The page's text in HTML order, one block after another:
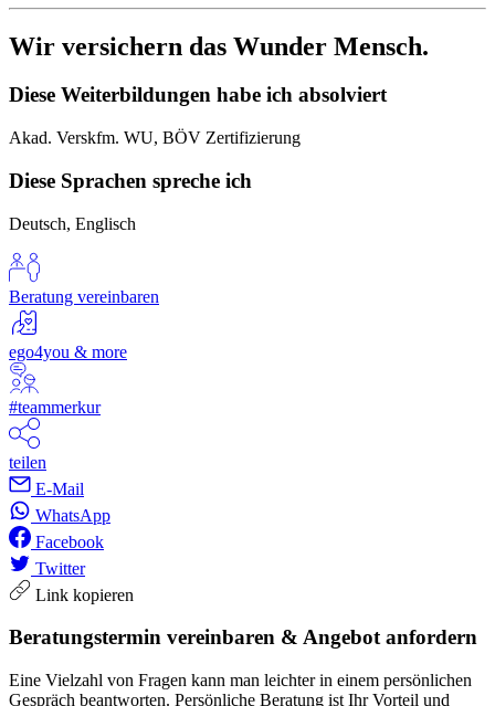
Wir versichern das Wunder Mensch.
Diese Weiterbildungen habe ich absolviert
Akad. Verskfm. WU, BÖV Zertifizierung
Diese Sprachen spreche ich
Deutsch, Englisch
Beratung vereinbaren
ego4you & more
#teammerkur
teilen
E-Mail
WhatsApp
Facebook
Twitter
Link kopieren
Beratungstermin vereinbaren & Angebot anfordern
Eine Vielzahl von Fragen kann man leichter in einem persönlichen
Gespräch beantworten. Persönliche Beratung ist Ihr Vorteil und